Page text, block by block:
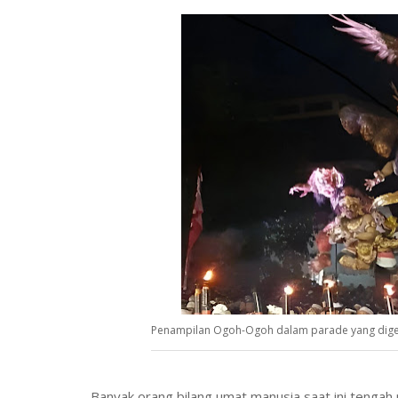
Penampilan Ogoh-Ogoh dalam parade yang